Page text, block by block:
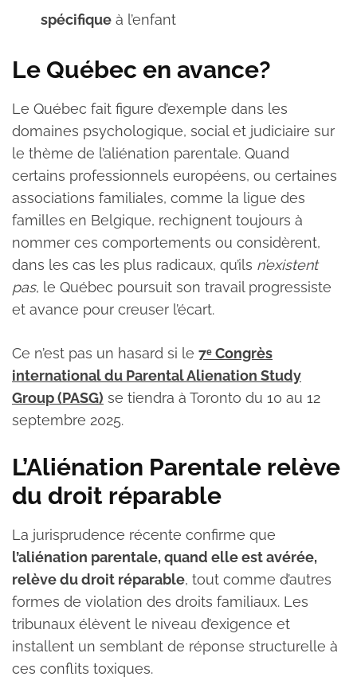
spécifique à l’enfant
Le Québec en avance?
Le Québec fait figure d’exemple dans les
domaines psychologique, social et judiciaire sur
le thème de l’aliénation parentale. Quand
certains professionnels européens, ou certaines
associations familiales, comme la ligue des
familles en Belgique, rechignent toujours à
nommer ces comportements ou considèrent,
dans les cas les plus radicaux, qu’ils n’existent
pas, le Québec poursuit son travail progressiste
et avance pour creuser l’écart.
Ce n’est pas un hasard si le 7ᵉ Congrès
international du Parental Alienation Study
Group (PASG) se tiendra à Toronto du 10 au 12
septembre 2025.
L’Aliénation Parentale relève
du droit réparable
La jurisprudence récente confirme que
l’aliénation parentale, quand elle est avérée,
relève du droit réparable, tout comme d’autres
formes de violation des droits familiaux. Les
tribunaux élèvent le niveau d’exigence et
installent un semblant de réponse structurelle à
ces conflits toxiques.